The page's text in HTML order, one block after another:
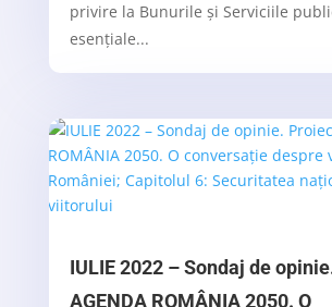
privire la Bunurile și Serviciile
esențiale...
IULIE 2022 – Sondaj de
AGENDA ROMÂNIA 2050. O